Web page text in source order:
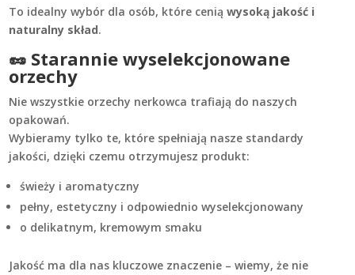
To idealny wybór dla osób, które cenią wysoką jakość i
naturalny skład.
🥜 Starannie wyselekcjonowane
orzechy
Nie wszystkie orzechy nerkowca trafiają do naszych
opakowań.
Wybieramy tylko te, które spełniają nasze standardy
jakości, dzięki czemu otrzymujesz produkt:
świeży i aromatyczny
pełny, estetyczny i odpowiednio wyselekcjonowany
o delikatnym, kremowym smaku
Jakość ma dla nas kluczowe znaczenie – wiemy, że nie